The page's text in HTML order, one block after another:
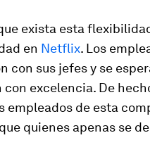
exista esta
en Netflix. Los
con sus jefes y se
con excelencia. De
empleados de esta
quienes apenas se